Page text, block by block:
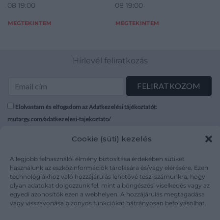
Cookie (süti) kezelés
A legjobb felhasználói élmény biztosítása érdekében sütiket
használunk az eszközinformációk tárolására és/vagy elérésére. Ezen
technológiákhoz való hozzájárulás lehetővé teszi számunkra, hogy
olyan adatokat dolgozzunk fel, mint a böngészési viselkedés vagy az
egyedi azonosítók ezen a webhelyen. A hozzájárulás megtagadása
vagy visszavonása bizonyos funkciókat hátrányosan befolyásolhat.
08 19:00
MEGTEKINTEM
08 19:00
MEGTEKINTEM
Hírlevél feliratkozás
Elolvastam és elfogadom az Adatkezelési tájékoztatót:
mutargy.com/adatkezelesi-tajekoztato/
Médiaajánlat
Karrier
Kapcsolat
Áraink
ÁSZF
Adatvédelem
Impresszum